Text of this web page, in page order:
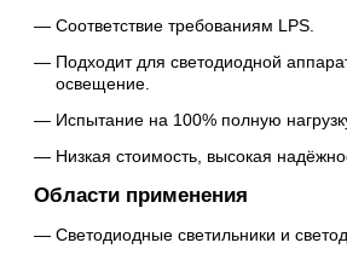
Соответствие требованиям LPS.
Подходит для светодиодной
освещение.
Испытание на 100% полную
Низкая стоимость, высокая
Области применения
Светодиодные светильники и